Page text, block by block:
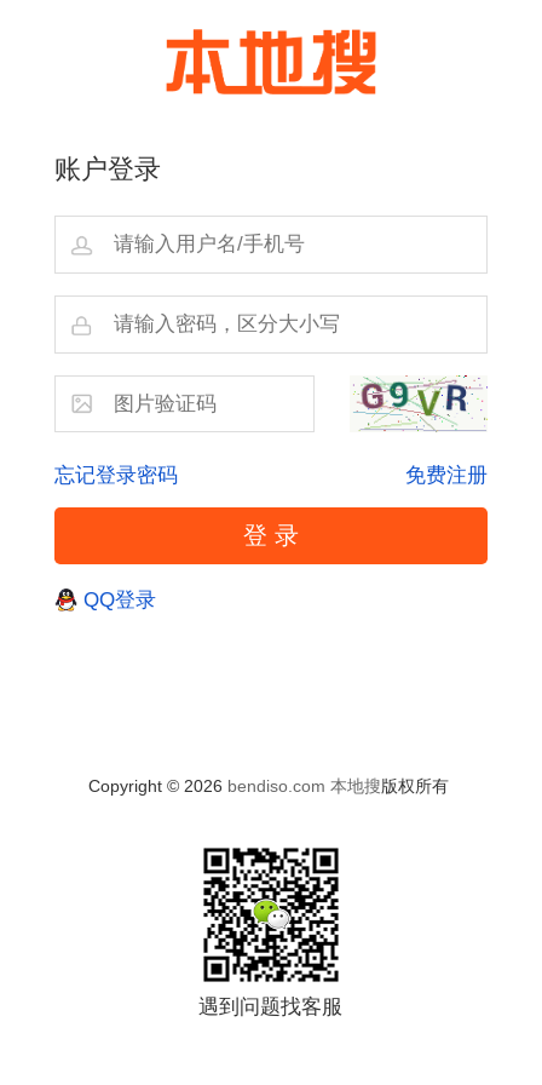
账户登录
忘记登录密码 免费注册
QQ登录
Copyright © 2026 bendiso.com 本地搜版权所有
遇到问题找客服